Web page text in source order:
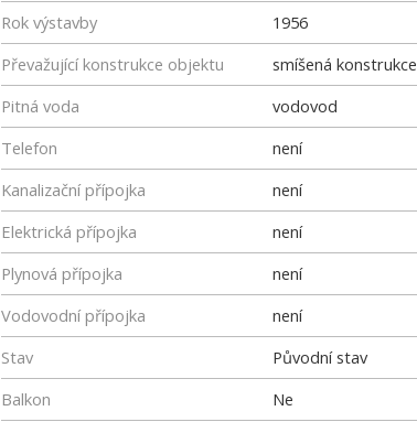
Rok výstavby
1956
Převažující konstrukce objektu
smíšená konstrukce
Pitná voda
vodovod
Telefon
není
Kanalizační přípojka
není
Elektrická přípojka
není
Plynová přípojka
není
Vodovodní přípojka
není
Stav
Původní stav
Balkon
Ne